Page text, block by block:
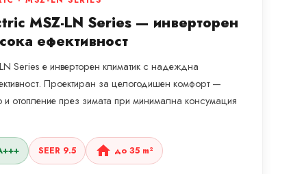
MSZ-LN Series — инверторен
ефективност
Series е инверторен климатик с надеждна
Проектиран за целогодишен комфорт —
отопление през зимата при минимална консумация
SEER 9.5 до 35 m²